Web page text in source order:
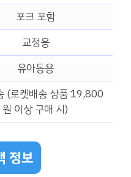
포크 포함
교정용
유아동용
(로켓배송 상품 19,800
원 이상 구매 시)
정보